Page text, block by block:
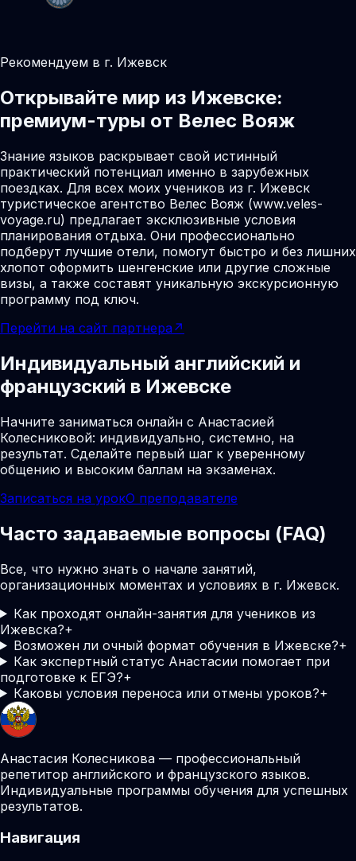
Рекомендуем в г. Ижевск
Открывайте мир из Ижевске:
премиум-туры от Велес Вояж
Знание языков раскрывает свой истинный
практический потенциал именно в зарубежных
поездках. Для всех моих учеников из г. Ижевск
туристическое агентство Велес Вояж (www.veles-
voyage.ru) предлагает эксклюзивные условия
планирования отдыха. Они профессионально
подберут лучшие отели, помогут быстро и без лишних
хлопот оформить шенгенские или другие сложные
визы, а также составят уникальную экскурсионную
программу под ключ.
Перейти на сайт партнера ↗
Индивидуальный английский и
французский в Ижевске
Начните заниматься онлайн с Анастасией
Колесниковой: индивидуально, системно, на
результат. Сделайте первый шаг к уверенному
общению и высоким баллам на экзаменах.
Записаться на урокО преподавателе
Часто задаваемые вопросы (FAQ)
Все, что нужно знать о начале занятий,
организационных моментах и условиях в г. Ижевск.
Как проходят онлайн-занятия для учеников из
Ижевска?+
Возможен ли очный формат обучения в Ижевске?+
Как экспертный статус Анастасии помогает при
подготовке к ЕГЭ?+
Каковы условия переноса или отмены уроков?+
Анастасия Колесникова — профессиональный
репетитор английского и французского языков.
Индивидуальные программы обучения для успешных
результатов.
Навигация